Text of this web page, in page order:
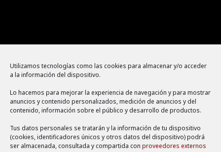
Utilizamos tecnologías como las cookies para almacenar y/o acceder
a la información del dispositivo.
Lo hacemos para mejorar la experiencia de navegación y para mostrar
anuncios y contenido personalizados, medición de anuncios y del
contenido, información sobre el público y desarrollo de productos.
Tus datos personales se tratarán y la información de tu dispositivo
(cookies, identificadores únicos y otros datos del dispositivo) podrá
ser almacenada, consultada y compartida con proveedores externos
Política de cookies
Aviso legal
Política de privacidad